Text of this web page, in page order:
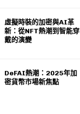
虛擬時裝的加密與AI革
新：從NFT熱潮到智能穿
戴的演變
DeFAI熱潮：2025年加
密貨幣市場新焦點